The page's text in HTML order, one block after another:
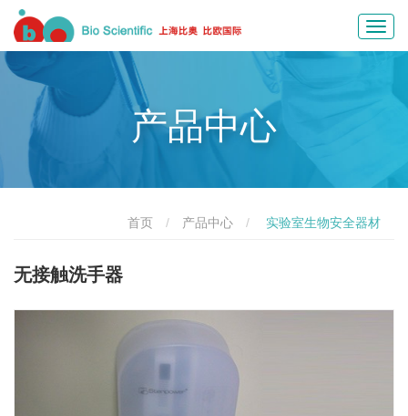
产品中心
首页 产品中心 实验室生物安全器材
无接触洗手器